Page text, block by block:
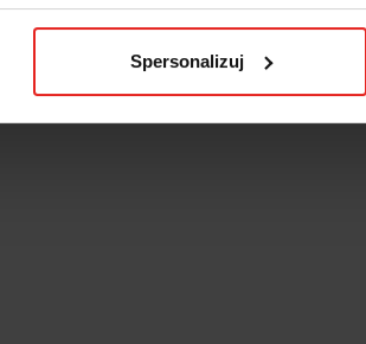
Spersonalizuj